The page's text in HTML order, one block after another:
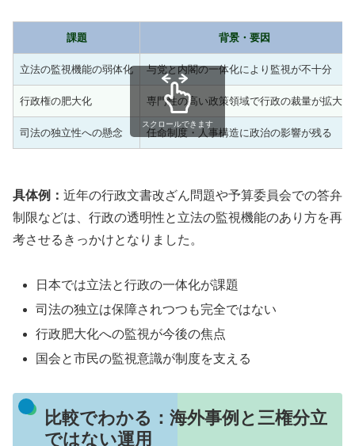
課題 背景・要因
立法の監視機能の弱体化 与党と内閣の一体化により監視が不十分
行政権の肥大化 専門性の高い政策領域で行政の裁量が拡大
司法の独立性への懸念 任命制度・人事構造に政治の影響が残る
スクロールできます
具体例： 近年の行政文書改ざん問題や予算委員会での答弁
制限などは、行政の透明性と立法の監視機能のあり方を再
考させるきっかけとなりました。
日本では立法と行政の一体化が課題
司法の独立は保障されつつも完全ではない
行政肥大化への監視が今後の焦点
国会と市民の監視意識が制度を支える
比較でわかる：海外事例と三権分立
ではない運用